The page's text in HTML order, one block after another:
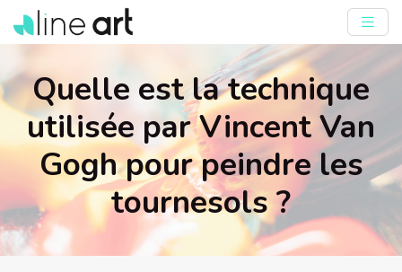
Quelle est la technique
utilisée par Vincent Van
Gogh pour peindre les
tournesols ?